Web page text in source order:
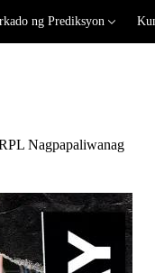
ng Prediksyon
Nagpapaliwanag